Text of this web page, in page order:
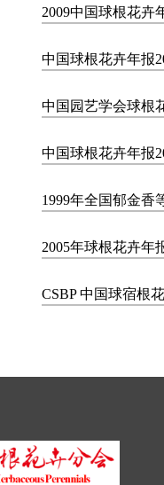
2009中国球根花卉
中国球根花卉年报
中国园艺学会球根
中国球根花卉年报
1999年全国郁金香
2005年球根花卉年
CSBP 中国球宿根